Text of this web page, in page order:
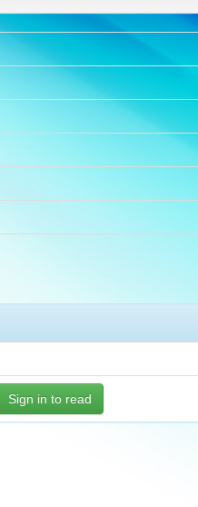
Sign in to read